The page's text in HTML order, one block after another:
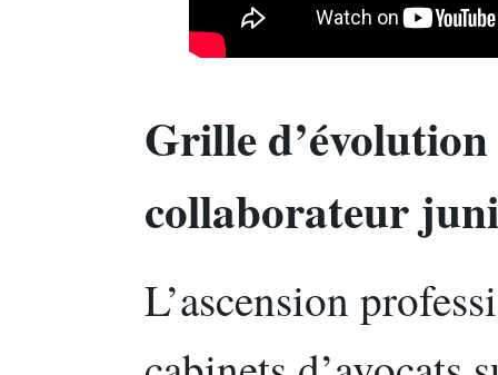
Grille
collaborateur
L’ascension